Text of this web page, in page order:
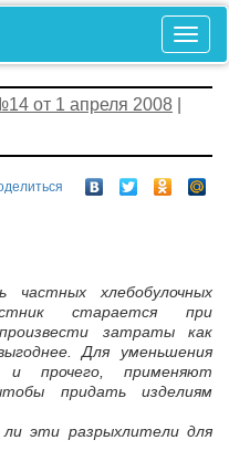
от 1 апреля 2008
частных хлебобулочных
старается при
затраты как
Для уменьшения
прочего, применяют
придать изделиям
эти разрыхлители для